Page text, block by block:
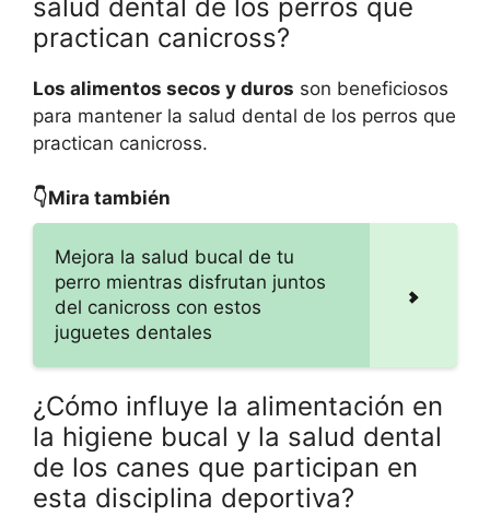
salud dental de los perros que
practican canicross?
Los alimentos secos y duros son beneficiosos
para mantener la salud dental de los perros que
practican canicross.
👇Mira también
Mejora la salud bucal de tu
perro mientras disfrutan juntos
del canicross con estos
juguetes dentales
¿Cómo influye la alimentación en
la higiene bucal y la salud dental
de los canes que participan en
esta disciplina deportiva?